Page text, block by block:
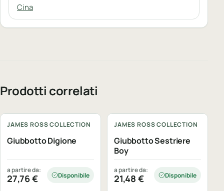
Cina
Prodotti correlati
JAMES ROSS COLLECTION
Giubbotto Digione
a partire da:
27,76€ Disponibile
JAMES ROSS COLLECTION
Giubbotto Sestriere
Boy
a partire da:
21,48 € Disponibile